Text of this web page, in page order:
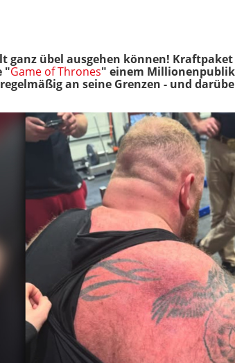
ganz übel ausgehen können!
"Game of Thrones" einem
an seine Grenzen - und